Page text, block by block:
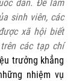
dân. Để làm
sinh viên, các
xã hội biết
trên các tạp chí
trưởng khẳng
nhiệm vụ